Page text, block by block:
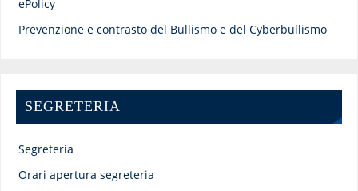
ePolicy
Prevenzione e contrasto del Bullismo e del Cyberbullismo
SEGRETERIA
Segreteria
Orari apertura segreteria